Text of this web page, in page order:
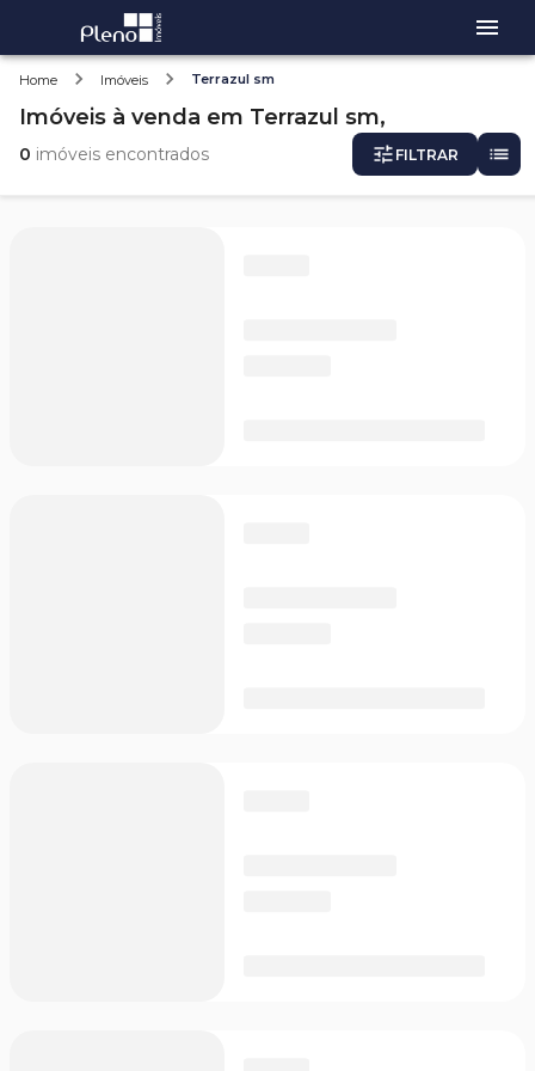
Home Imóveis Terrazul sm
Imóveis à venda em Terrazul sm,
0 imóveis encontrados FILTRAR